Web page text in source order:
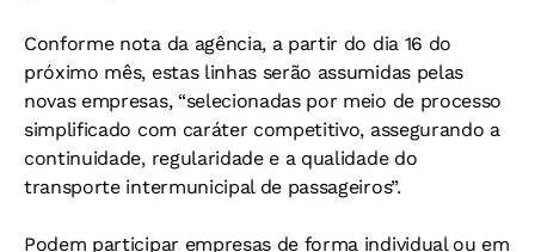
Conforme nota da agência, a partir do dia 16 do
próximo mês, estas linhas serão assumidas pelas
novas empresas, “selecionadas por meio de processo
simplificado com caráter competitivo, assegurando a
continuidade, regularidade e a qualidade do
transporte intermunicipal de passageiros”.
Podem participar empresas de forma individual ou em